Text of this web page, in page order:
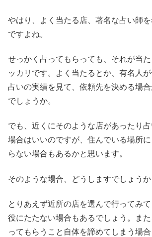
やはり、よく当たる店、著名な占い師
ですよね。
せっかく占ってもらっても、それが当
ッカリです。よく当たるとか、有名人が
占いの実績を見て、依頼先を決める場
でしょうか。
でも、近くにそのような店があったり
場合はいいのですが、住んでいる場所
らない場合もあるかと思います。
そのような場合、どうしますでしょうか
とりあえず近所の店を選んで行ってみ
役にたたない場合もあるでしょう。ま
ってもらうこと自体を諦めてしまう場合